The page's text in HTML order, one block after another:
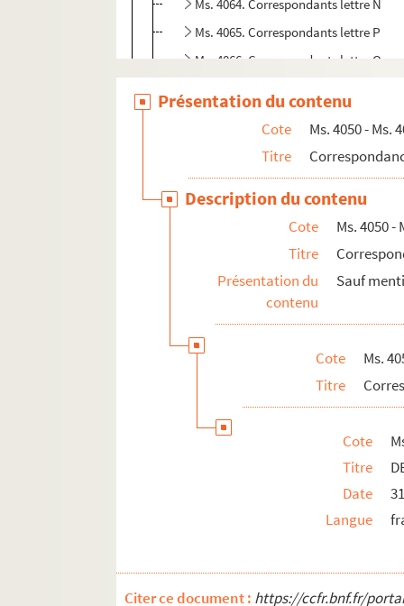
Ms. 4064. Correspondants lettre N
Ms. 4065. Correspondants lettre P
Ms. 4066. Correspondants lettre Q
Ms. 4071. Correspondants lettre W
Ms. 4072 - Ms. 4084. Correspondance
Ms. 4085 - Ms. 4094. Correspondance
Ms. 4095 (A-C). Photographies
Ms. 4096 (1-5). Iconographie
Présentation du contenu
Cote
Ms. 4050 - Ms.
Titre
Description du contenu
Cote
Ms. 4050 -
Titre
Présentation du
contenu
Sauf
Cote
Ms.
Titre
Cote
Titre
Date
Langue
Citer ce document : https://ccfr.bnf.fr/